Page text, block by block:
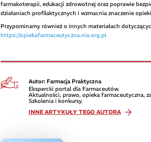
farmakoterapii, edukacji zdrowotnej oraz poprawie
działaniach profilaktycznych i wzmacnia znaczenie
Przypominamy również o innych materiałach
https://opiekafarmaceutyczna.nia.org.pl
Autor: Farmacja Praktyczna
Ekspercki portal dla Farmaceutów.
Aktualności, prawo, opieka farmaceutyczna,
Szkolenia i konkursy.
INNE ARTYKUŁY TEGO AUTORA